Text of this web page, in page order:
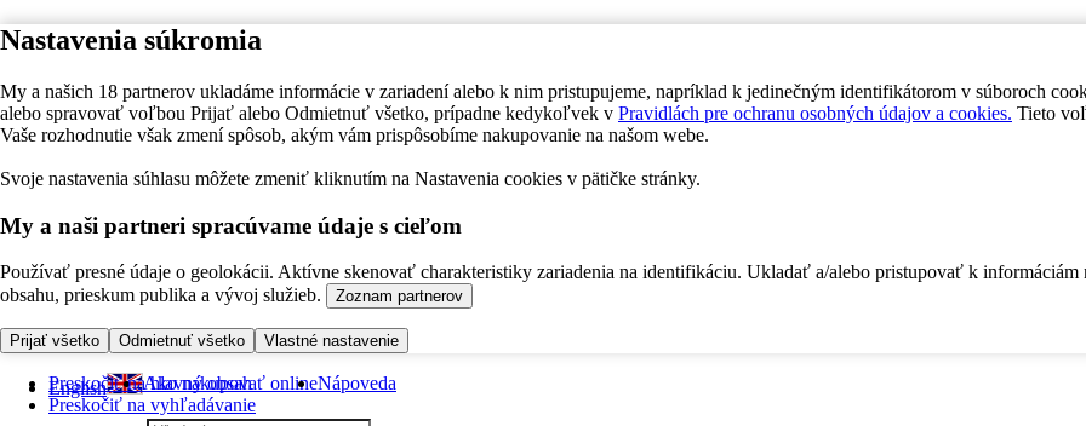
Nastavenia súkromia
My a našich 18 partnerov ukladáme informácie v zariadení alebo k nim pristupujeme, napríklad k jedinečným identifikátorom v súboroch
alebo spravovať voľbou Prijať alebo Odmietnuť všetko, prípadne kedykoľvek v Pravidlách pre ochranu osobných údajov a cookies. Tieto
Vaše rozhodnutie však zmení spôsob, akým vám prispôsobíme nakupovanie na našom webe.
Svoje nastavenia súhlasu môžete zmeniť kliknutím na Nastavenia cookies v pätičke stránky.
My a naši partneri spracúvame údaje s cieľom
Používať presné údaje o geolokácii. Aktívne skenovať charakteristiky zariadenia na identifikáciu. Ukladať a/alebo pristupovať k informáciám
obsahu, prieskum publika a vývoj služieb.
Zoznam partnerov
Prijať všetko Odmietnuť všetko Vlastné nastavenie
Preskočiť na hlavný obsah
Preskočiť na vyhľadávanie
English Ako nakupovať onlineNápoveda